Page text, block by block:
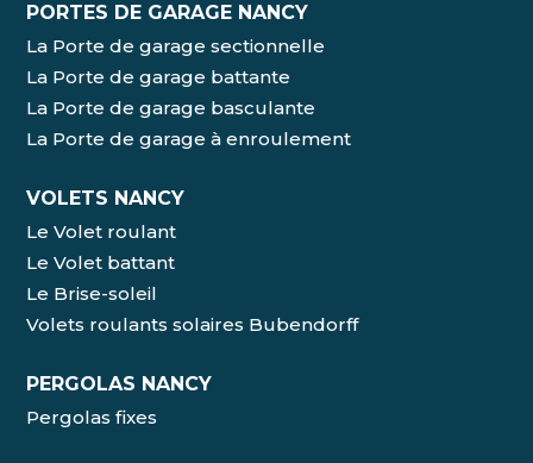
PORTES DE GARAGE NANCY
La Porte de garage sectionnelle
La Porte de garage battante
La Porte de garage basculante
La Porte de garage à enroulement
VOLETS NANCY
Le Volet roulant
Le Volet battant
Le Brise-soleil
Volets roulants solaires Bubendorff
PERGOLAS NANCY
Pergolas fixes